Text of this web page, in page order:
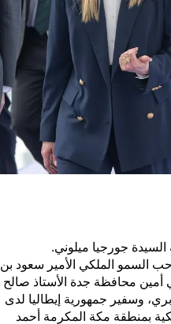
السيدة جورجيا ميلوني.
السمو الملكي الأمير سعود بن
أمين محافظة جدة الأستاذ صالح
وسفير جمهورية إيطاليا لدى
بمنطقة مكة المكرمة أحمد